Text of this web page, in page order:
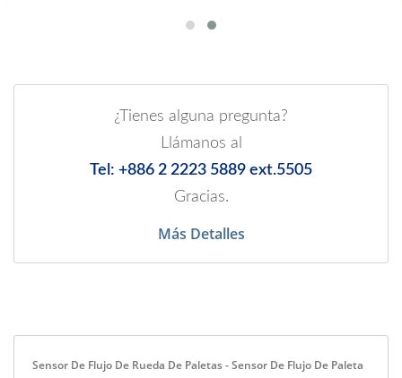
¿Tienes alguna pregunta?
Llámanos al
Tel: +886 2 2223 5889 ext.5505
Gracias.
Más Detalles
Sensor De Flujo De Rueda De Paletas - Sensor De Flujo De Paleta